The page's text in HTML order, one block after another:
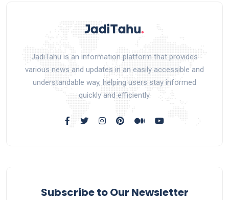
JadiTahu is an information platform that provides
various news and updates in an easily accessible and
understandable way, helping users stay informed
quickly and efficiently.
Subscribe to Our Newsletter